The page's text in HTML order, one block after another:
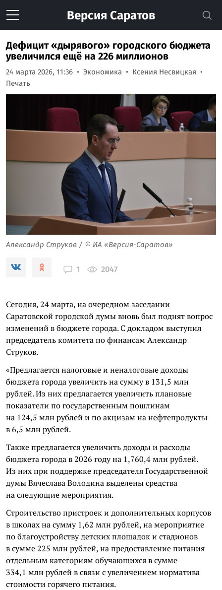
Версия Саратов
Дефицит «дырявого» городского бюджета
увеличился ещё на 226 миллионов
24 марта 2026, 11:36 Экономика
Ксения Несвицкая
Печать
Александр Струков / © ИА «Версия-Саратов»
1 2047
Сегодня, 24 марта, на очередном заседании
Саратовской городской думы вновь был поднят вопрос
изменений в бюджете города. С докладом выступил
председатель комитета по финансам Александр
Струков.
«Предлагается налоговые и неналоговые доходы
бюджета города увеличить на сумму в 131,5 млн
рублей. Из них предлагается увеличить плановые
показатели по государственным пошлинам
на 124,5 млн рублей и по акцизам на нефтепродукты
в 6,5 млн рублей.
Также предлагается увеличить доходы и расходы
бюджета города в 2026 году на 1,760,4 млн рублей.
Из них при поддержке председателя Государственной
думы Вячеслава Володина выделены средства
на следующие мероприятия.
Строительство пристроек и дополнительных корпусов
в школах на сумму 1,62 млн рублей, на мероприятие
по благоустройству детских площадок и стадионов
в сумме 225 млн рублей, на предоставление питания
отдельным категориям обучающихся в сумме
334,1 млн рублей в связи с увеличением норматива
стоимости горячего питания.